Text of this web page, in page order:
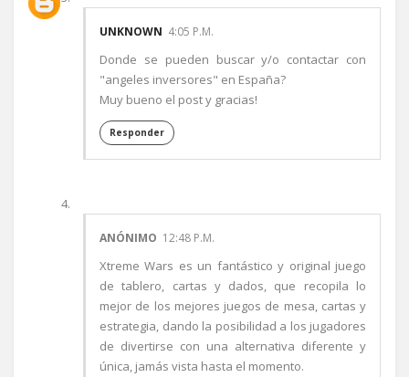
UNKNOWN 4:05 P.M.
Donde se pueden buscar y/o contactar con
"angeles inversores" en España?
Muy bueno el post y gracias!
Responder
ANÓNIMO 12:48 P.M.
Xtreme Wars es un fantástico y original juego
de tablero, cartas y dados, que recopila lo
mejor de los mejores juegos de mesa, cartas y
estrategia, dando la posibilidad a los jugadores
de divertirse con una alternativa diferente y
única, jamás vista hasta el momento.